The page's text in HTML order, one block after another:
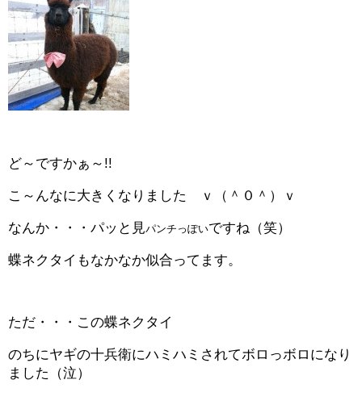
ど～ですかぁ～!!
こ～んなに大きくなりました ｖ（＾０＾）ｖ
なんか・・・パッと見パンチっぽいですね（笑）
蝶ネクタイもなかなか似合ってます。
ただ・・・この蝶ネクタイ
のちにヤギの十兵衛にハミハミされてボロっボロになり
ました（泣）